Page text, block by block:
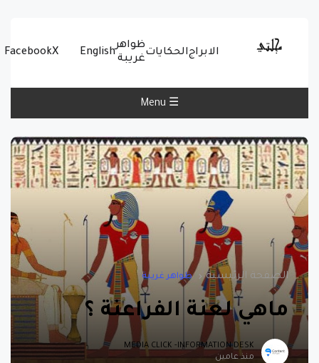
الابراجالحكايات
ظواهر
غريبة
English
X
Facebook
☰ Menu
الصفحة الرئيسية ظواهر غريبة
ماهي لعنة الفراعنة ؟
MEDIA CLICK -INFORMATION DESK
منذ عامين